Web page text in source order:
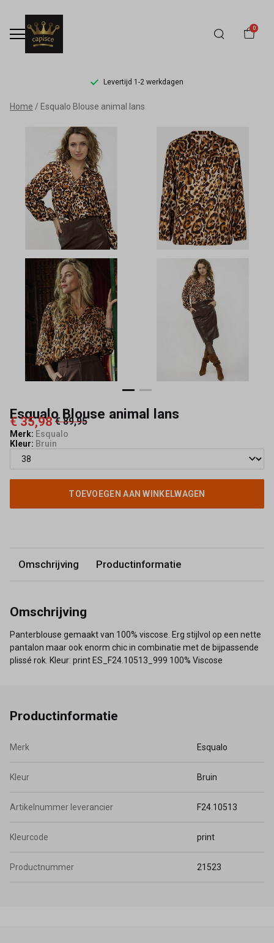
0
Levertijd 1-2 werkdagen
Esqualo
Blouse
animal
lans
Capisce
Mode
Home Esqualo Blouse animal lans
Esqualo Blouse animal lans
€ 35,98 € 89,95
Merk: Esqualo
Kleur: Bruin
TOEVOEGEN AAN WINKELWAGEN
Omschrijving Productinformatie
Omschrijving
Panterblouse gemaakt van 100% viscose. Erg stijlvol op een nette
pantalon maar ook enorm chic in combinatie met de bijpassende
plissé rok. Kleur: print ES_F24.10513_999 100% Viscose
Productinformatie
Merk Esqualo
Kleur Bruin
Artikelnummer leverancier F24.10513
Kleurcode print
Productnummer 21523